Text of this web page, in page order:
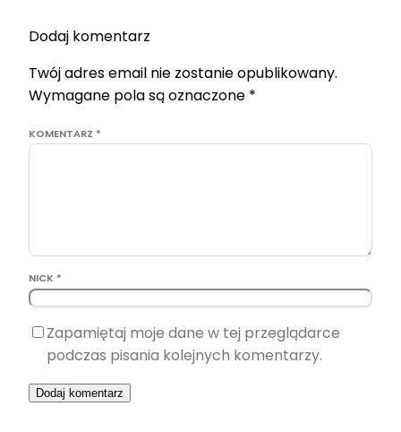
Dodaj komentarz
Twój adres email nie zostanie opublikowany.
Wymagane pola są oznaczone *
KOMENTARZ *
NICK *
Zapamiętaj moje dane w tej przeglądarce
podczas pisania kolejnych komentarzy.